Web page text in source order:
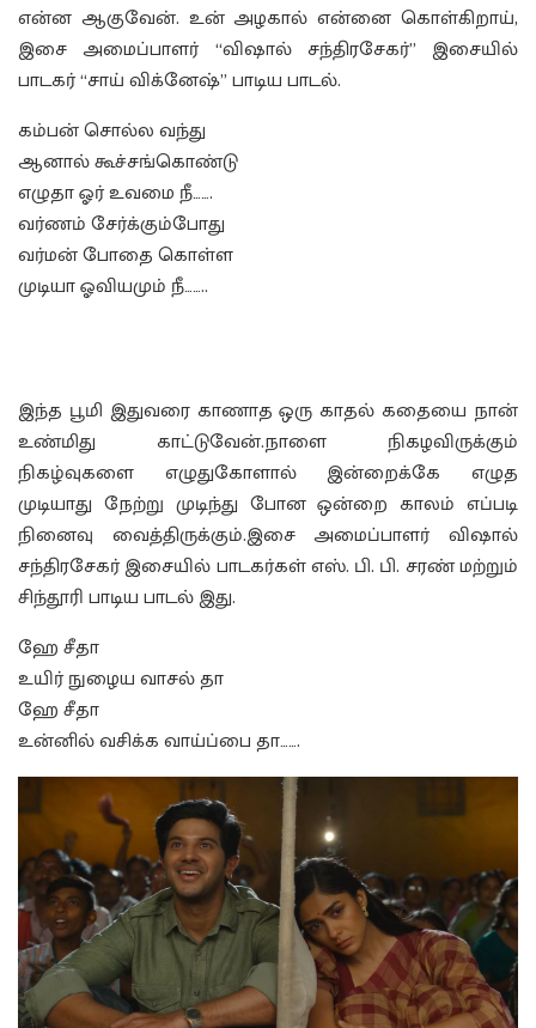
என்ன ஆகுவேன். உன் அழகால் என்னை கொள்கிறாய்,
இசை அமைப்பாளர் “விஷால் சந்திரசேகர்” இசையில்
பாடகர் “சாய் விக்னேஷ்” பாடிய பாடல்.
கம்பன் சொல்ல வந்து
ஆனால் கூச்சங்கொண்டு
எழுதா ஓர் உவமை நீ…….
வர்ணம் சேர்க்கும்போது
வர்மன் போதை கொள்ள
முடியா ஓவியமும் நீ……..
இந்த பூமி இதுவரை காணாத ஒரு காதல் கதையை நான்
உண்மிது காட்டுவேன்.நாளை நிகழவிருக்கும்
நிகழ்வுகளை எழுதுகோளால் இன்றைக்கே எழுத
முடியாது நேற்று முடிந்து போன ஒன்றை காலம் எப்படி
நினைவு வைத்திருக்கும்.இசை அமைப்பாளர் விஷால்
சந்திரசேகர் இசையில் பாடகர்கள் எஸ். பி. பி. சரண் மற்றும்
சிந்தூரி பாடிய பாடல் இது.
ஹே சீதா
உயிர் நுழைய வாசல் தா
ஹே சீதா
உன்னில் வசிக்க வாய்ப்பை தா…….